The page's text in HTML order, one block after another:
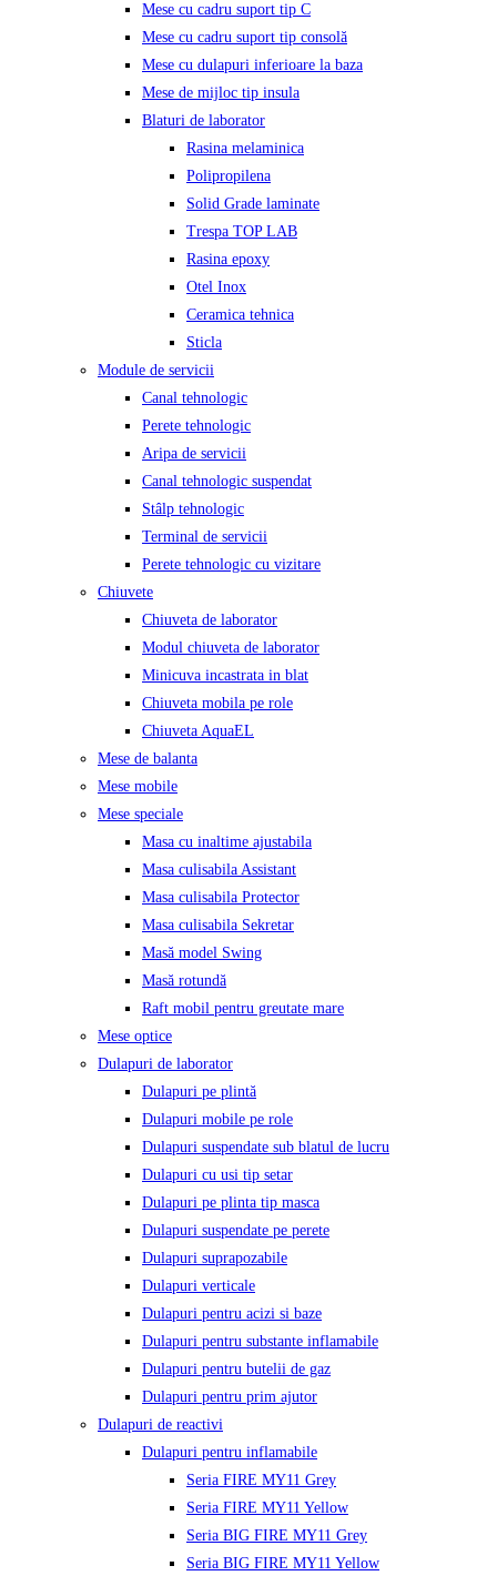
Mese cu cadru suport tip C
Mese cu cadru suport tip consolă
Mese cu dulapuri inferioare la baza
Mese de mijloc tip insula
Blaturi de laborator
Rasina melaminica
Polipropilena
Solid Grade laminate
Trespa TOP LAB
Rasina epoxy
Otel Inox
Ceramica tehnica
Sticla
Module de servicii
Canal tehnologic
Perete tehnologic
Aripa de servicii
Canal tehnologic suspendat
Stâlp tehnologic
Terminal de servicii
Perete tehnologic cu vizitare
Chiuvete
Chiuveta de laborator
Modul chiuveta de laborator
Minicuva incastrata in blat
Chiuveta mobila pe role
Chiuveta AquaEL
Mese de balanta
Mese mobile
Mese speciale
Masa cu inaltime ajustabila
Masa culisabila Assistant
Masa culisabila Protector
Masa culisabila Sekretar
Masă model Swing
Masă rotundă
Raft mobil pentru greutate mare
Mese optice
Dulapuri de laborator
Dulapuri pe plintă
Dulapuri mobile pe role
Dulapuri suspendate sub blatul de lucru
Dulapuri cu usi tip setar
Dulapuri pe plinta tip masca
Dulapuri suspendate pe perete
Dulapuri suprapozabile
Dulapuri verticale
Dulapuri pentru acizi si baze
Dulapuri pentru substante inflamabile
Dulapuri pentru butelii de gaz
Dulapuri pentru prim ajutor
Dulapuri de reactivi
Dulapuri pentru inflamabile
Seria FIRE MY11 Grey
Seria FIRE MY11 Yellow
Seria BIG FIRE MY11 Grey
Seria BIG FIRE MY11 Yellow